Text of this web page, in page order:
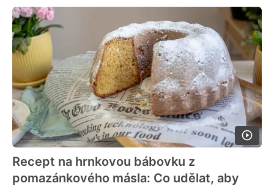
Recept na hrnkovou bábovku z
pomazánkového másla: Co udělat, aby